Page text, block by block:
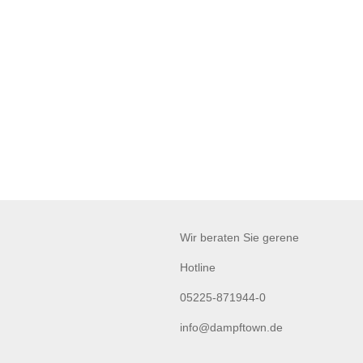
Wir beraten Sie gerene
Hotline
05225-871944-0
info@dampftown.de